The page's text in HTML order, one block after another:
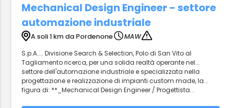
Mechanical Design Engineer - settore
automazione industriale
A soli 1 km da Pordenone
MAW
S.p.A.... Divisione Search & Selection, Polo di San Vito al
Tagliamento ricerca, per una solida realtà operante nel...
settore dell'automazione industriale e specializzata nella
progettazione e realizzazione di impianti custom made, la...
figura di: **_Mechanical Design Engineer / Progettista...